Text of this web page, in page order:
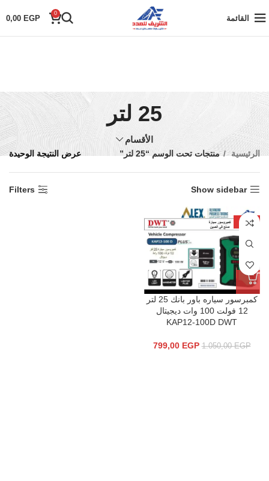
القائمة
0
0,00 EGP
25 لتر
الأقسام
الرئيسية منتجات تحت الوسم “25 لتر” عرض النتيجة الوحيدة
Show sidebar
Filters
-24%
كمبرسور سياره باور بانك 25 لتر
12 فولت 100 وات ديجيتال
KAP12-100D DWT
1.050,00EGP
799,00 EGP